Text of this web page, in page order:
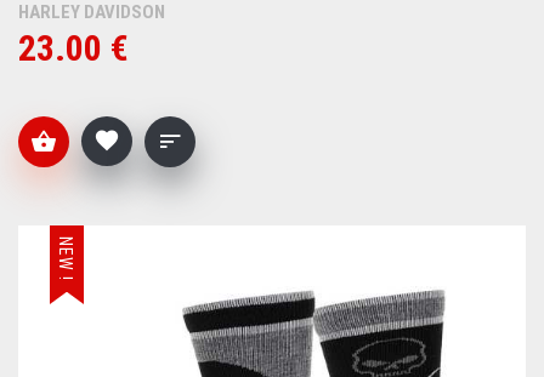
HARLEY DAVIDSON
23.00 €
NEW !